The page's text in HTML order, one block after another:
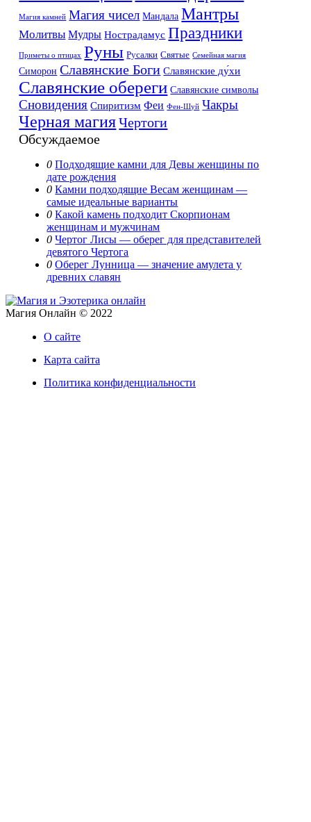
Магия камней Магия чисел Мандала Мантры
Молитвы Мудры Нострадамус Праздники
Приметы о птицах Руны Русалки Святые Семейная магия
Симорон Славянские Боги Славянские ду́хи
Славянские обереги Славянские символы
Сновидения Спиритизм Феи Фен-Шуй Чакры
Черная магияЧертоги
Обсуждаемое
0 Подходящие камни для Девы женщины по
дате рождения
0 Камни подходящие Весам женщинам —
самые идеальные варианты
0 Какой камень подходит Скорпионам
женщинам и мужчинам
0 Чертог Лисы — оберег для представителей
девятого Чертога
0 Оберег Лунница — значение амулета у
древних славян
Магия Онлайн © 2022
О сайте
Карта сайта
Политика конфиденциальности